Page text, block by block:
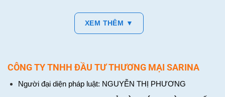
XEM THÊM ▼
CÔNG TY TNHH ĐẦU TƯ THƯƠNG MẠI SARINA
Người đại diện pháp luật: NGUYỄN THỊ PHƯƠNG